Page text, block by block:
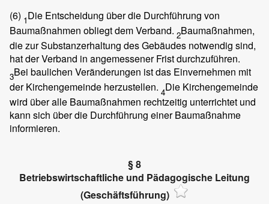
(6) 1Die Entscheidung über die Durchführung von
Baumaßnahmen obliegt dem Verband. 2Baumaßnahmen,
die zur Substanzerhaltung des Gebäudes notwendig sind,
hat der Verband in angemessener Frist durchzuführen.
3Bei baulichen Veränderungen ist das Einvernehmen mit
der Kirchengemeinde herzustellen. 4Die Kirchengemeinde
wird über alle Baumaßnahmen rechtzeitig unterrichtet und
kann sich über die Durchführung einer Baumaßnahme
informieren.
§ 8
Betriebswirtschaftliche und Pädagogische Leitung
(Geschäftsführung)